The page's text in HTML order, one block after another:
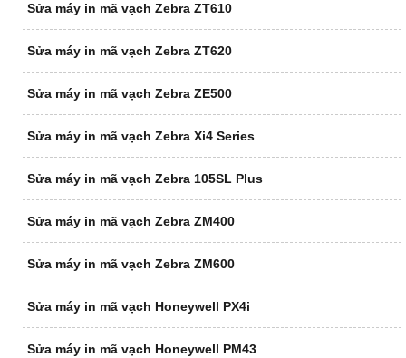
Sửa máy in mã vạch Zebra ZT610
Sửa máy in mã vạch Zebra ZT620
Sửa máy in mã vạch Zebra ZE500
Sửa máy in mã vạch Zebra Xi4 Series
Sửa máy in mã vạch Zebra 105SL Plus
Sửa máy in mã vạch Zebra ZM400
Sửa máy in mã vạch Zebra ZM600
Sửa máy in mã vạch Honeywell PX4i
Sửa máy in mã vạch Honeywell PM43